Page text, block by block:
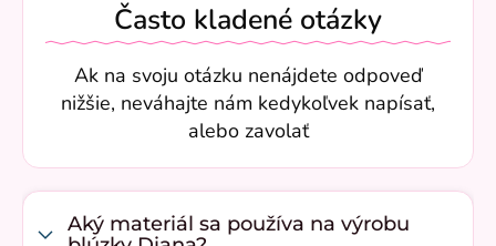
Často kladené otázky
Ak na svoju otázku nenájdete odpoveď
nižšie, neváhajte nám kedykoľvek napísať,
alebo zavolať
Aký materiál sa používa na výrobu